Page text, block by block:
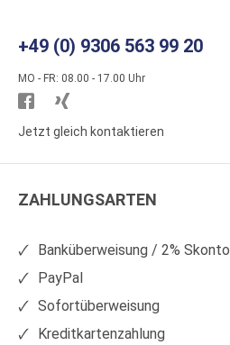
+49 (0) 9306 563 99 20
MO - FR: 08.00 - 17.00 Uhr
Besuchen
Sie
auf
Sie
auf
Jetzt gleich kontaktieren
ZAHLUNGSARTEN
Banküberweisung / 2% Skonto
PayPal
Sofortüberweisung
Kreditkartenzahlung